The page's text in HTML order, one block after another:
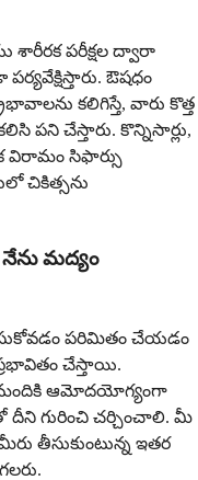
శారీరక పరీక్షల ద్వారా
ఔషధం
కలిగిస్తే, వారు కొత్త
పని చేస్తారు. కొన్నిసార్లు,
విరామం సిఫార్సు
చికిత్సను
నేను మద్యం
పరిమితం చేయడం
చేస్తాయి.
ఆమోదయోగ్యంగా
గురించి చర్చించాలి. మీ
తీసుకుంటున్న ఇతర